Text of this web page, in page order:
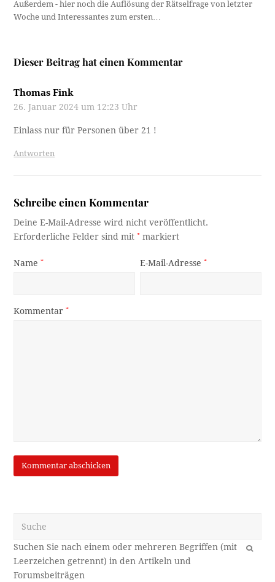
Außerdem - hier noch die Auflösung der Rätselfrage von letzter
Woche und Interessantes zum ersten…
Dieser Beitrag hat einen Kommentar
Thomas Fink
26. Januar 2024 um 12:23 Uhr
Einlass nur für Personen über 21 !
Antworten
Schreibe einen Kommentar
Deine E-Mail-Adresse wird nicht veröffentlicht.
Erforderliche Felder sind mit* markiert
Name* E-Mail-Adresse*
Kommentar*
OK